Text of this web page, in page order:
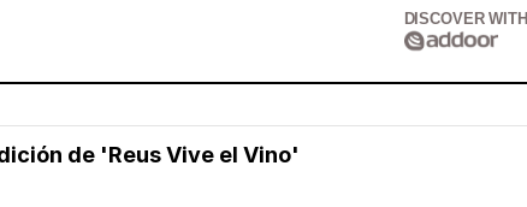
DISCOVER WITH
de 'Reus Vive el Vino'